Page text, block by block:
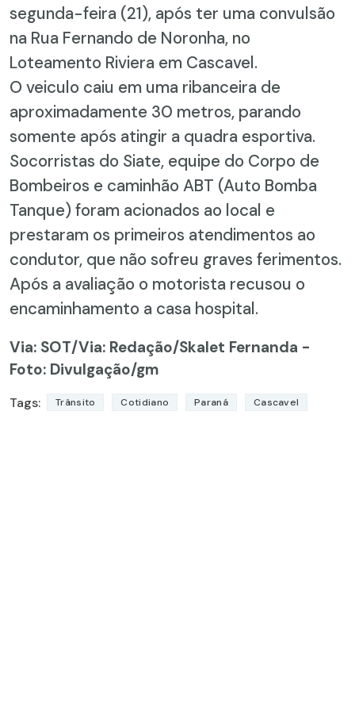
segunda-feira (21), após ter uma convulsão
na Rua Fernando de Noronha, no
Loteamento Riviera em Cascavel.
O veiculo caiu em uma ribanceira de
aproximadamente 30 metros, parando
somente após atingir a quadra esportiva.
Socorristas do Siate, equipe do Corpo de
Bombeiros e caminhão ABT (Auto Bomba
Tanque) foram acionados ao local e
prestaram os primeiros atendimentos ao
condutor, que não sofreu graves ferimentos.
Após a avaliação o motorista recusou o
encaminhamento a casa hospital.
Via: SOT/Via: Redação/Skalet Fernanda -
Foto: Divulgação/gm
Tags: Trânsito Cotidiano Paraná Cascavel